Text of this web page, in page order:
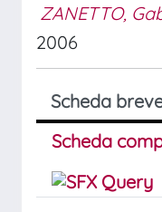
ZANETTO,
2006
Scheda
Scheda